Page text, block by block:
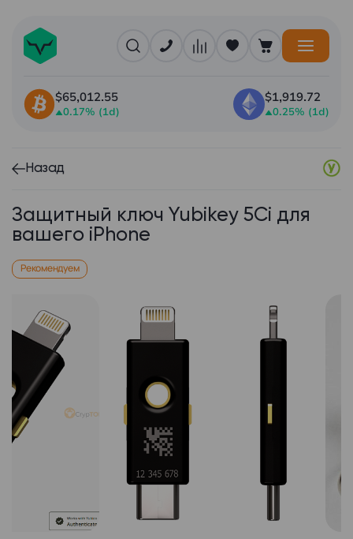
$65,012.55
0.17% (1d)
$1,919.72
0.25% (1d)
Назад
Защитный ключ Yubikey 5Ci для
вашего iPhone
Рекомендуем